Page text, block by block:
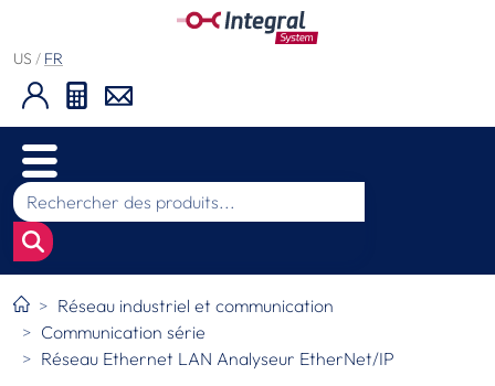
US / FR
Réseau industriel et communication
Communication série
Réseau Ethernet LAN Analyseur EtherNet/IP